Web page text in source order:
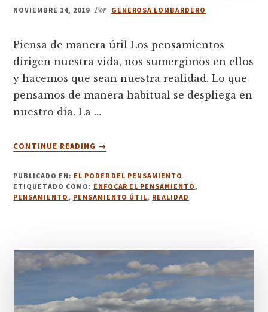
NOVIEMBRE 14, 2019 Por GENEROSA LOMBARDERO
Piensa de manera útil Los pensamientos
dirigen nuestra vida, nos sumergimos en ellos
y hacemos que sean nuestra realidad. Lo que
pensamos de manera habitual se despliega en
nuestro día. La …
CONTINUE READING
ACERCA
PIENSA
DE
→
PUBLICADO EN: EL PODER DEL PENSAMIENTO
ETIQUETADO COMO: ENFOCAR EL PENSAMIENTO ,
PENSAMIENTO , PENSAMIENTO ÚTIL, REALIDAD